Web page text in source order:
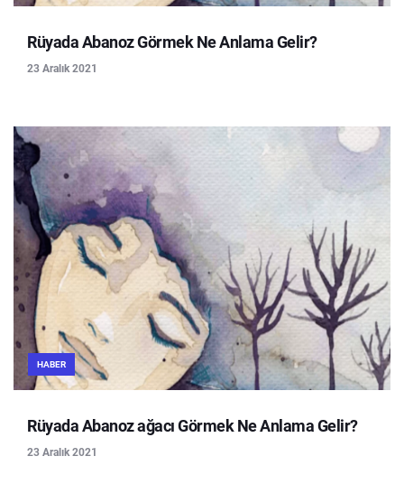
Rüyada Abanoz Görmek Ne Anlama Gelir?
23 Aralık 2021
HABER
Rüyada Abanoz ağacı Görmek Ne Anlama Gelir?
23 Aralık 2021